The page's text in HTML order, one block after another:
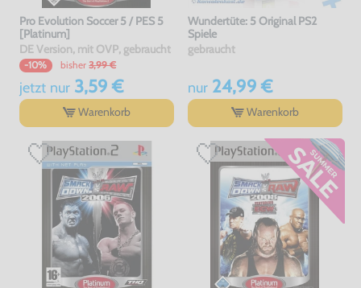
Pro Evolution Soccer 5 / PES 5
[Platinum]
DE Version, mit OVP, gebraucht
-10% bisher 3,99 €
jetzt nur3,59 €
Warenkorb
Wundertüte: 5 Original PS2
Spiele
gebraucht
nur24,99 €
Warenkorb